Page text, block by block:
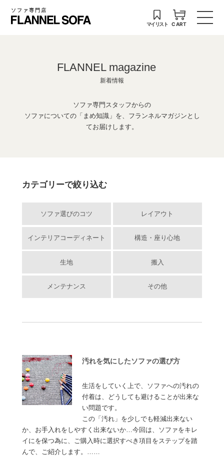
ソファ専門店
マイリスト CART
FLANNEL magazine
新着情報
ソファ専門スタッフからの
ソファについての「まめ知識」を、フランネルマガジンとし
てお届けします。
カテゴリーで絞り込む
ソファ選びのコツ レイアウト
インテリアコーディネート 構造・座り心地
生地 搬入
メンテナンス その他
汚れを気にしたソファの選び方
生活をしていく上で、ソファへの汚れの
付着は、どうしても避けることが出来な
い問題です。
この「汚れ」を少しでも軽減出来ない
か、お手入れをしやすく出来ないか…今回は、ソファをキレ
イにを保つ為に、ご購入時に選択すべき項目をステップを踏
んで、ご紹介します。……